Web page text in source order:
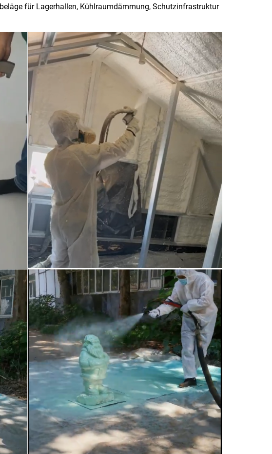
für Lagerhallen, Kühlraumdämmung, Schutzinfrastruktur